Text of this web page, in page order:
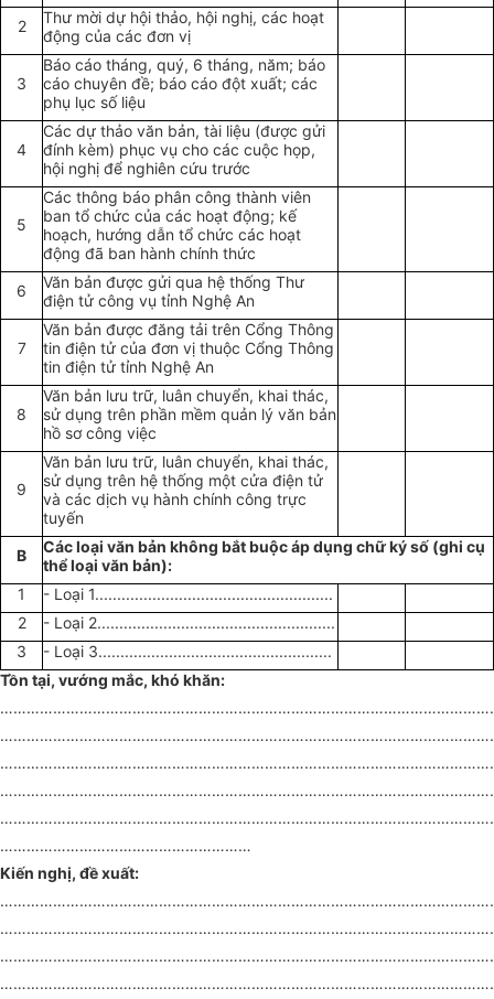
2
Thư mời dự hội thảo, hội nghị, các hoạt
động của các đơn vị
3
Báo cáo tháng, quý, 6 tháng, năm; báo
cáo chuyên đề; báo cáo đột xuất; các
phụ lục số liệu
4
Các dự thảo văn bản, tài liệu (được gửi
đính kèm) phục vụ cho các cuộc họp,
hội nghị để nghiên cứu trước
5
Các thông báo phân công thành viên
ban tổ chức của các hoạt động; kế
hoạch, hướng dẫn tổ chức các hoạt
động đã ban hành chính thức
6
Văn bản được gửi qua hệ thống Thư
điện tử công vụ tỉnh Nghệ An
7
Văn bản được đăng tải trên Cổng Thông
tin điện tử của đơn vị thuộc Cổng Thông
tin điện tử tỉnh Nghệ An
8
Văn bản lưu trữ, luân chuyển, khai thác,
sử dụng trên phần mềm quản lý văn bản
hồ sơ công việc
9
Văn bản lưu trữ, luân chuyển, khai thác,
sử dụng trên hệ thống một cửa điện tử
và các dịch vụ hành chính công trực
tuyến
B
Các loại văn bản không bắt buộc áp dụng chữ ký số (ghi cụ
thểloại văn bản):
1
- Loại 1......................................................
2
- Loại 2......................................................
3
- Loại 3.....................................................
Tồn tại, vướng mắc, khó khăn:
…………………………………………………
Kiến nghị, đề xuất: